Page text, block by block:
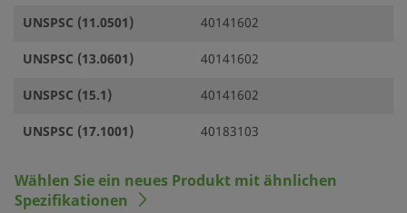
UNSPSC (11.0501)
40141602
UNSPSC (13.0601)
40141602
UNSPSC (15.1)
40141602
UNSPSC (17.1001)
40183103
Wählen Sie ein neues Produkt mit ähnlichen
Spezifikationen